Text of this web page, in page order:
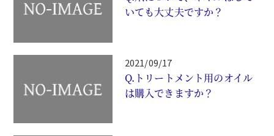
いても大丈夫ですか？
2021/09/17
Q.トリートメント用のオイル
は購入できますか？